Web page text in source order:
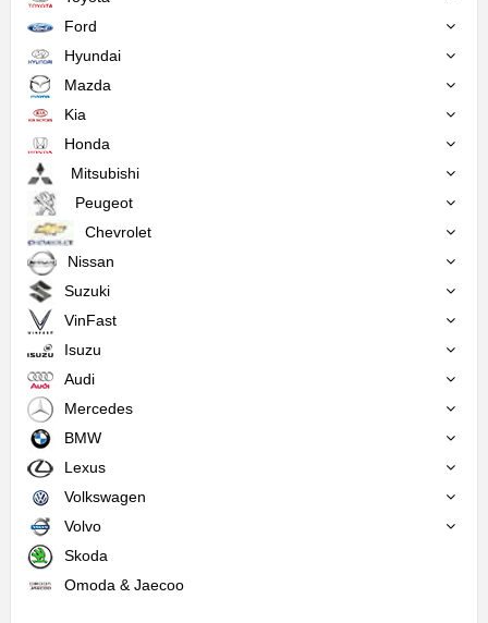
Ford
Hyundai
Mazda
Kia
Honda
Mitsubishi
Peugeot
Chevrolet
Nissan
Suzuki
VinFast
Isuzu
Audi
Mercedes
BMW
Lexus
Volkswagen
Volvo
Skoda
Omoda & Jaecoo